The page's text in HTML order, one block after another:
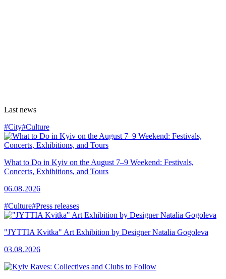
Last news
#City#Culture
What to Do in Kyiv on the August 7–9 Weekend: Festivals,
Concerts, Exhibitions, and Tours
06.08.2026
#Culture#Press releases
"JYTTIA Kvitka" Art Exhibition by Designer Natalia Gogoleva
03.08.2026